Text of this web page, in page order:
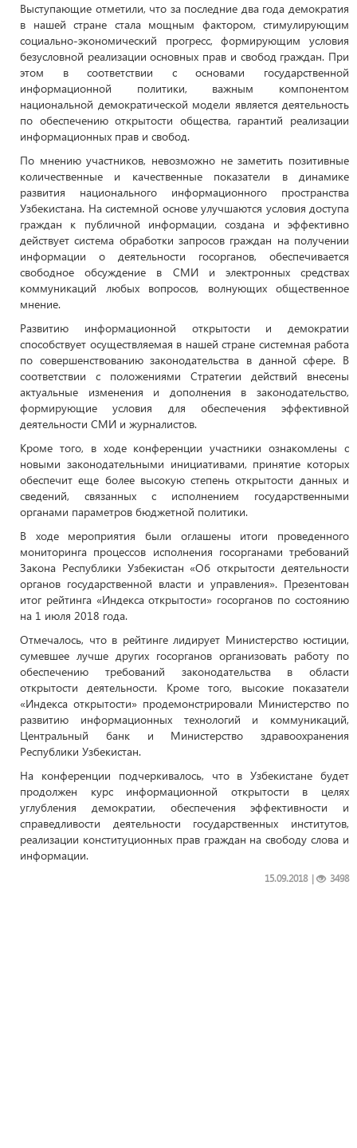
Выступающие отметили, что за последние два года демократия
в нашей стране стала мощным фактором, стимулирующим
социально-экономический прогресс, формирующим условия
безусловной реализации основных прав и свобод граждан. При
этом в соответствии с основами государственной
информационной политики, важным компонентом
национальной демократической модели является деятельность
по обеспечению открытости общества, гарантий реализации
информационных прав и свобод.
По мнению участников, невозможно не заметить позитивные
количественные и качественные показатели в динамике
развития национального информационного пространства
Узбекистана. На системной основе улучшаются условия доступа
граждан к публичной информации, создана и эффективно
действует система обработки запросов граждан на получении
информации о деятельности госорганов, обеспечивается
свободное обсуждение в СМИ и электронных средствах
коммуникаций любых вопросов, волнующих общественное
мнение.
Развитию информационной открытости и демократии
способствует осуществляемая в нашей стране системная работа
по совершенствованию законодательства в данной сфере. В
соответствии с положениями Стратегии действий внесены
актуальные изменения и дополнения в законодательство,
формирующие условия для обеспечения эффективной
деятельности СМИ и журналистов.
Кроме того, в ходе конференции участники ознакомлены с
новыми законодательными инициативами, принятие которых
обеспечит еще более высокую степень открытости данных и
сведений, связанных с исполнением государственными
органами параметров бюджетной политики.
В ходе мероприятия были оглашены итоги проведенного
мониторинга процессов исполнения госорганами требований
Закона Республики Узбекистан «Об открытости деятельности
органов государственной власти и управления». Презентован
итог рейтинга «Индекса открытости» госорганов по состоянию
на 1 июля 2018 года.
Отмечалось, что в рейтинге лидирует Министерство юстиции,
сумевшее лучше других госорганов организовать работу по
обеспечению требований законодательства в области
открытости деятельности. Кроме того, высокие показатели
«Индекса открытости» продемонстрировали Министерство по
развитию информационных технологий и коммуникаций,
Центральный банк и Министерство здравоохранения
Республики Узбекистан.
На конференции подчеркивалось, что в Узбекистане будет
продолжен курс информационной открытости в целях
углубления демократии, обеспечения эффективности и
справедливости деятельности государственных институтов,
реализации конституционных прав граждан на свободу слова и
информации.
| 3498
15.09.2018